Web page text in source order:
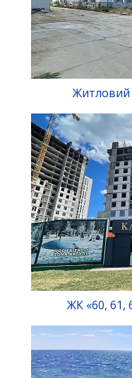
Житловий
ЖК «60, 61,